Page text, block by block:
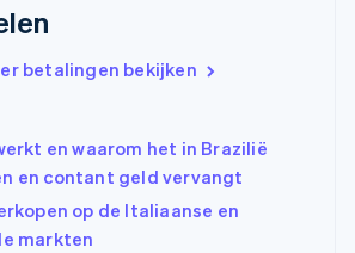
betalingen bekijken
en waarom het in Brazilië
en contant geld vervangt
op de Italiaanse en
markten
China